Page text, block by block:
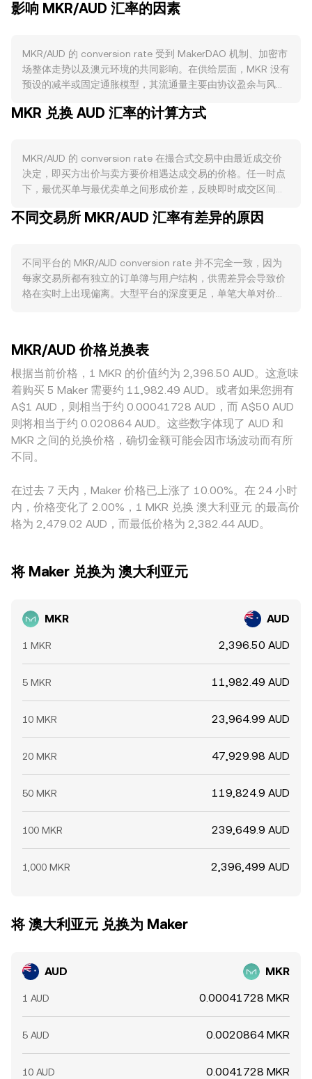
影响 MKR/AUD 汇率的因素
MKR/AUD 的 conversion rate 受到 MakerDAO 机制、加密市
场整体走势以及澳元环境的共同影响。在供给层面，MKR 没有
预设的减半或固定通胀模型，其流通量主要由协议盈余与风险
会在拍卖中回购并销毁 MKR，从而收缩供给；相反，在极端亏
统意义上的“质押”，但仍可短期减少市场可流通数量，影响卖
压。在需求方面，MKR 的核心价值来自对 MakerDAO 治理与
风险参数的投票权，以及与 DAI 生态的联动：当 DAI 需求上
跃度提升时，市场对治理与风险管理的需求增强，往往提升对
并加大不确定性。宏观层面，MKR 对比特币走势存在相关性，
宽松或紧缩的风险偏好会溢出至整个加密市场，短期内主导方
向；而以 AUD 计价还引入澳元变量：大宗商品周期、澳洲联
面，稳定币与 RWA 合规规则的变动会直接影响 Maker 协议经
营前景与资本结构进而反馈至 MKR；各司法辖区对治理代币定
性、交易所上币与合规清算渠道的政策变化，也会改变流动性
与可获得性，触发 conversion rate 的再定价。技术层面，永
续合约的资金费率正负与幅度会引导套保与投机方向，期权到
期集中时的 Gamma 效应可能加剧短期波动；链上“鲸鱼”在金
库治理事件前后的大额转账与集中买卖、以及在 CEX/DEX 间
的流动切换，都会令 MKR/AUD conversion rate 在短时间内
MKR 兑换 AUD 汇率的计算方式
MKR/AUD 的 conversion rate 在撮合式交易中由最近成交价
决定，即买方出价与卖方要价相遇达成交易的价格。任一时点
下，最优买单与最优卖单之间形成价差，反映即时成交区间；
常用成交量加权平均价 VWAP 作为横向参考，计算方式为
可以用 AUD Value = MKR Amount × rate 来计算获得的澳元
数量，或用 MKR Amount = AUD Value / rate 来反推所需的
MKR 数量。在订单簿机制下，大额市价单会顺序吃单并穿越价
也有显著流动性，自动做市商（AMM）通常遵循恒定乘积公式
x × y = k，其中池子两侧资产储备分别为 x 与 y，价格近似为
y/x；当有大单冲击池子时，储备比例变化会抬升或压低池内价
格，再经套利与跨市场资金流动传导回中心化市场的
MKR/AUD conversion rate。综合而言，价格发现来源于各场
所的成交撮合与流动性分布，跨市场的 VWAP、订单簿结构与
AMM 定价共同塑造最终的转换参考。
不同交易所 MKR/AUD 汇率有差异的原因
不同平台的 MKR/AUD conversion rate 并不完全一致，因为
每家交易所都有独立的订单簿与用户结构，供需差异会导致价
格在实时上出现偏离。大型平台的深度更足，单笔大单对价格
致的溢价或折价，例如澳大利亚本地法币入金渠道的便利度、
交易时段的流动性、以及对治理代币相关政策的不同解读，都
会影响 AUD 端的买卖力量。许多场所的 MKR 定价首先通过
MKR/USDT 或 MKR/USD 形成，再经由 AUD/USDT 或
AUD/USD 的报价折算，从而把 USDT 的微小溢价或折价传导
进最终的 MKR/AUD conversion rate。跨平台套利在一定程度
上会收敛这些差异，但由于链上与链下的转账确认时间、提现
与入金费用、KYC 与风控审查、以及不同市场的交易时段错位
薄的时段，MKR/AUD conversion rate 的跨平台差异可能更为
明显。
MKR/AUD 价格兑换表
根据当前价格，1 MKR 的价值约为 2,396.50 AUD。这意味
着购买 5 Maker 需要约 11,982.49 AUD。或者如果您拥有
A$1 AUD，则相当于约 0.00041728 AUD，而 A$50 AUD
则将相当于约 0.020864 AUD。这些数字体现了 AUD 和
MKR 之间的兑换价格，确切金额可能会因市场波动而有所
不同。
在过去 7 天内，Maker 价格已上涨了 10.00%。在 24 小时
内，价格变化了 2.00%，1 MKR 兑换 澳大利亚元 的最高价
格为 2,479.02 AUD，而最低价格为 2,382.44 AUD。
将 Maker 兑换为 澳大利亚元
MKR AUD
1 MKR 2,396.50 AUD
5 MKR 11,982.49 AUD
10 MKR 23,964.99 AUD
20 MKR 47,929.98 AUD
50 MKR 119,824.9 AUD
100 MKR 239,649.9 AUD
1,000 MKR 2,396,499 AUD
将 澳大利亚元 兑换为 Maker
AUD MKR
1 AUD 0.00041728 MKR
5 AUD 0.0020864 MKR
10 AUD 0.0041728 MKR